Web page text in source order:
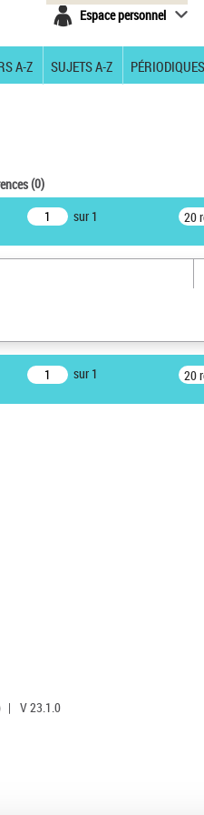
Espace personnel
A-Z SUJETS A-Z PÉRIODIQUES
(0)
sur 1 20
sur 1 20
| V 23.1.0